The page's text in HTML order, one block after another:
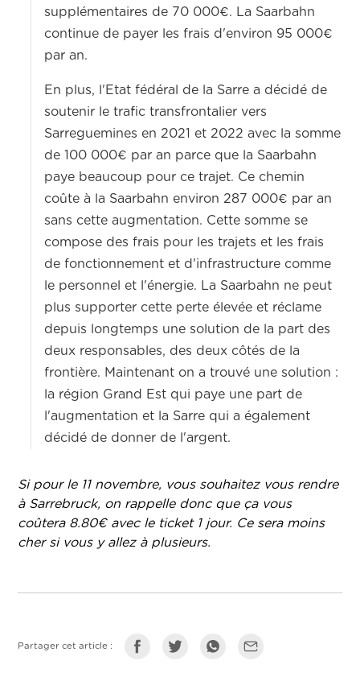
supplémentaires de 70 000€. La Saarbahn
continue de payer les frais d'environ 95 000€
par an.
En plus, l'Etat fédéral de la Sarre a décidé de
soutenir le trafic transfrontalier vers
Sarreguemines en 2021 et 2022 avec la somme
de 100 000€ par an parce que la Saarbahn
paye beaucoup pour ce trajet. Ce chemin
coûte à la Saarbahn environ 287 000€ par an
sans cette augmentation. Cette somme se
compose des frais pour les trajets et les frais
de fonctionnement et d'infrastructure comme
le personnel et l'énergie. La Saarbahn ne peut
plus supporter cette perte élevée et réclame
depuis longtemps une solution de la part des
deux responsables, des deux côtés de la
frontière. Maintenant on a trouvé une solution :
la région Grand Est qui paye une part de
l'augmentation et la Sarre qui a également
décidé de donner de l'argent.
Si pour le 11 novembre, vous souhaitez vous rendre
à Sarrebruck, on rappelle donc que ça vous
coûtera 8.80€ avec le ticket 1 jour. Ce sera moins
cher si vous y allez à plusieurs.
Partager cet article :